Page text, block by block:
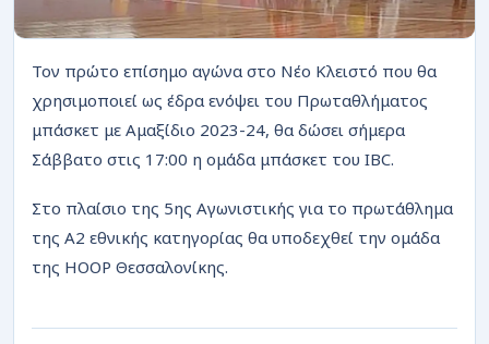
Τον πρώτο επίσημο αγώνα στο Νέο Κλειστό που θα
χρησιμοποιεί ως έδρα ενόψει του Πρωταθλήματος
μπάσκετ με Αμαξίδιο 2023-24, θα δώσει σήμερα
Σάββατο στις 17:00 η ομάδα μπάσκετ του IBC.
Στο πλαίσιο της 5ης Αγωνιστικής για το πρωτάθλημα
της Α2 εθνικής κατηγορίας θα υποδεχθεί την ομάδα
της ΗΟΟΡ Θεσσαλονίκης.